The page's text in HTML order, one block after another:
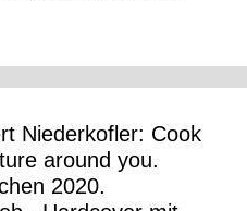
Niederkofler: Cook
around you.
2020.